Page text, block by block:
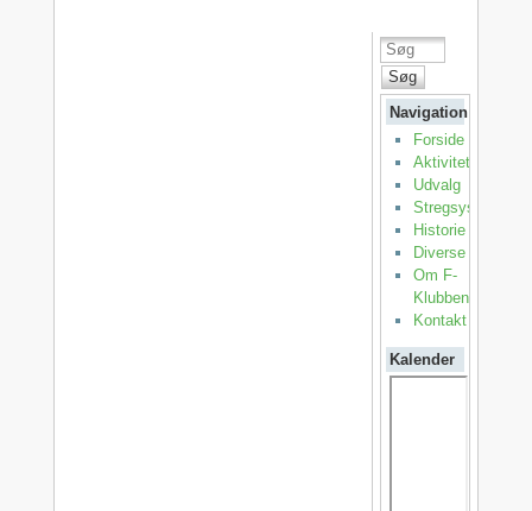
Søg
Navigation
Forside
Aktiviteter
Udvalg
Stregsystemet
Historie
Diverse
Om F-
Klubben
Kontakt
Kalender